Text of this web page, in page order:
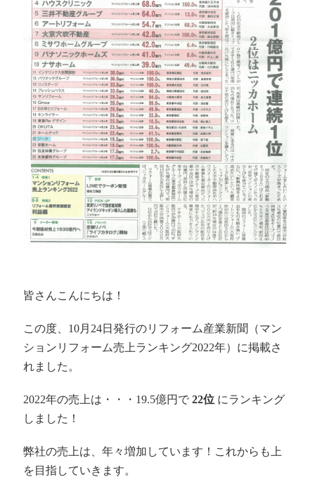
皆さんこんにちは！
この度、10月24日発行のリフォーム産業新聞（マン
ションリフォーム売上ランキング2022年）に掲載さ
れました。
2022年の売上は・・・19.5億円で 22位 にランキング
しました！
弊社の売上は、年々増加しています！これからも上
を目指していきます。